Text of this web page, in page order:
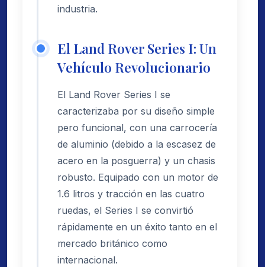
industria.
El Land Rover Series I: Un
Vehículo Revolucionario
El Land Rover Series I se
caracterizaba por su diseño simple
pero funcional, con una carrocería
de aluminio (debido a la escasez de
acero en la posguerra) y un chasis
robusto. Equipado con un motor de
1.6 litros y tracción en las cuatro
ruedas, el Series I se convirtió
rápidamente en un éxito tanto en el
mercado británico como
internacional.